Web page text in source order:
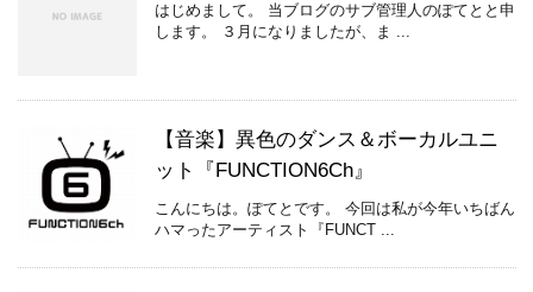
はじめまして。 当ブログのサブ管理人のぽてとと申
します。 ３月になりましたが、ま ...
【音楽】異色のダンス＆ボーカルユニ
ット『FUNCTION6Ch』
こんにちは。ぽてとです。 今回は私が今年いちばん
ハマったアーティスト『FUNCT ...